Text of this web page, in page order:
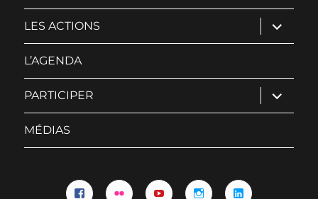
LES ACTIONS ouvrir
le
sous-
L’AGENDA
PARTICIPER ouvrir
le
sous-
MÉDIAS